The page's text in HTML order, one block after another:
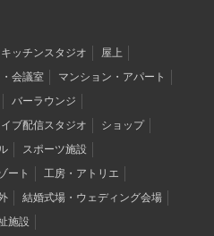
キッチンスタジオ
屋上
会議室
マンション・アパート
バーラウンジ
ブ配信スタジオ
ショップ
スポーツ施設
ート
工房・アトリエ
結婚式場・ウェディング会場
施設